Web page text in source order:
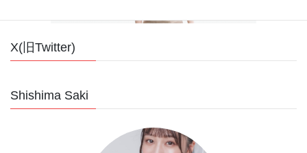
X(旧Twitter)
Shishima Saki